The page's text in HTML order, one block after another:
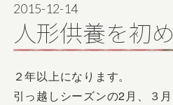
2015-12-14
人形供養を初
２年以上になります。
引っ越しシーズンの2月、３月